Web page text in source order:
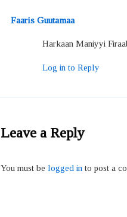
Faaris Guutamaa
Harkaan Maniyyi
Log in to Reply
Leave a Reply
You must be logged in to post a